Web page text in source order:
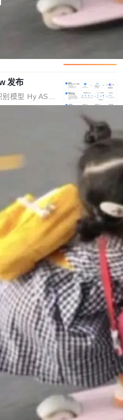
solon.noea
、接口契约、业
十乃至数百个文
联网络。传统的
录遍历）仅能
及代码的语义
代码智能体在
码仓理解"瓶
简称" CodeBas
（CodeA...
自己接的私活腾
门的全部核心
区某科技公司AI
公司内部架构
据从A集群迁
。 他没有迁移
使用此前登录
条被程序员圈
理员权限、无
：KV ca
提升 4
系列之一，但
存了。月之暗面
是长上下文、M
瘾，但 GPU 显
AI 团队
在官方博客上发
41%，每 token
省的不仅是显
发布
别模型 Hy ASR
模型 Hy3 的
正听懂。通过
的文字直接给
进为“理解语
ASR 3.0 previe
覆盖粤语、吴语
小片区。在开
在多语种的
京ICP备2025119063号